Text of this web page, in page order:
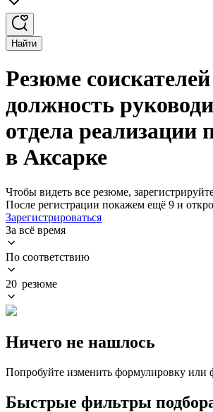
Найти
Резюме
должность
отдела реализации
в Аксарке
Чтобы видеть все резюме,
После регистрации покажем ещё 9 и
Зарегистрироваться
За всё время
По соответствию
20 резюме
Ничего не нашлось
Попробуйте изменить формулировку или
Быстрые фильтры